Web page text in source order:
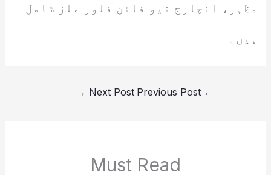
مظہر، انچارج نیو فائن فلور ملز شامل
ہیں۔
←
Next Post
→
Must Read